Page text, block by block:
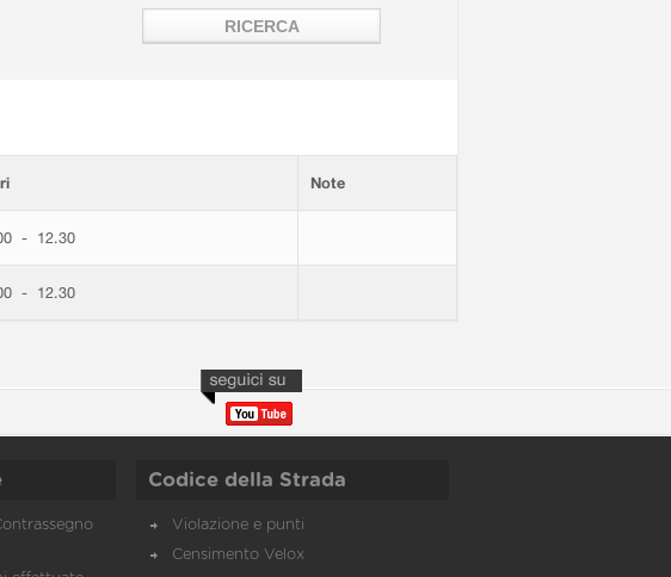
Note
- 12.30
- 12.30
Codice della Strada
Violazione e punti
Censimento Velox